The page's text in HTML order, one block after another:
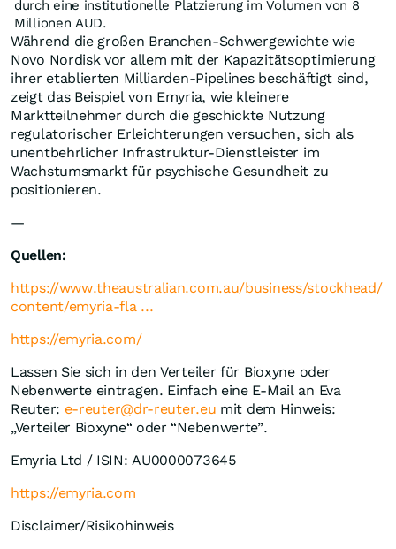
durch eine institutionelle Platzierung im Volumen von 8
Millionen AUD.
Während die großen Branchen-Schwergewichte wie
Novo Nordisk vor allem mit der Kapazitätsoptimierung
ihrer etablierten Milliarden-Pipelines beschäftigt sind,
zeigt das Beispiel von Emyria, wie kleinere
Marktteilnehmer durch die geschickte Nutzung
regulatorischer Erleichterungen versuchen, sich als
unentbehrlicher Infrastruktur-Dienstleister im
Wachstumsmarkt für psychische Gesundheit zu
positionieren.
—
Quellen:
https://www.theaustralian.com.au/business/stockhead/
content/emyria-fla ...
https://emyria.com/
Lassen Sie sich in den Verteiler für Bioxyne oder
Nebenwerte eintragen. Einfach eine E-Mail an Eva
Reuter: e-reuter@dr-reuter.eu mit dem Hinweis:
„Verteiler Bioxyne“ oder “Nebenwerte”.
Emyria Ltd / ISIN: AU0000073645
https://emyria.com
Disclaimer/Risikohinweis